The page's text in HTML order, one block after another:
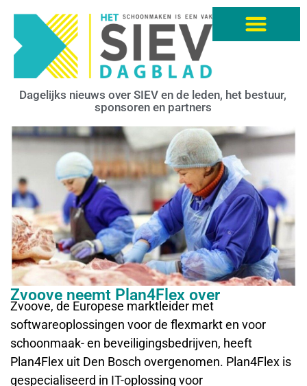
Dagelijks nieuws over SIEV en de leden, het bestuur,
sponsoren en partners
Zvoove neemt Plan4Flex over
Zvoove, de Europese marktleider met
softwareoplossingen voor de flexmarkt en voor
schoonmaak- en beveiligingsbedrijven, heeft
Plan4Flex uit Den Bosch overgenomen. Plan4Flex is
gespecialiseerd in IT-oplossing voor